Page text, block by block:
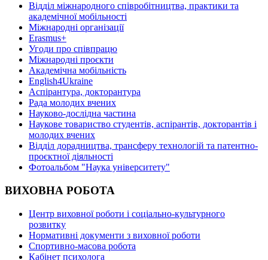
Відділ міжнародного співробітництва, практики та
академічної мобільності
Міжнародні організації
Erasmus+
Угоди про співпрацю
Міжнародні проєкти
Академічна мобільність
English4Ukraine
Аспірантура, докторантура
Рада молодих вчених
Науково-дослідна частина
Наукове товариство студентів, аспірантів, докторантів і
молодих вчених
Відділ дорадництва, трансферу технологій та патентно-
проєктної діяльності
Фотоальбом "Наука університету"
ВИХОВНА РОБОТА
Центр виховної роботи і соціально-культурного
розвитку
Нормативні документи з виховної роботи
Спортивно-масова робота
Кабінет психолога